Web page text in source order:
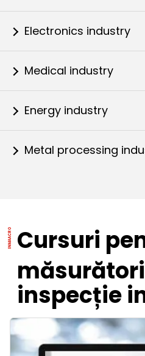
Electronics industry
Medical industry
Energy industry
Metal processing
Cursuri
măsurători
inspecție